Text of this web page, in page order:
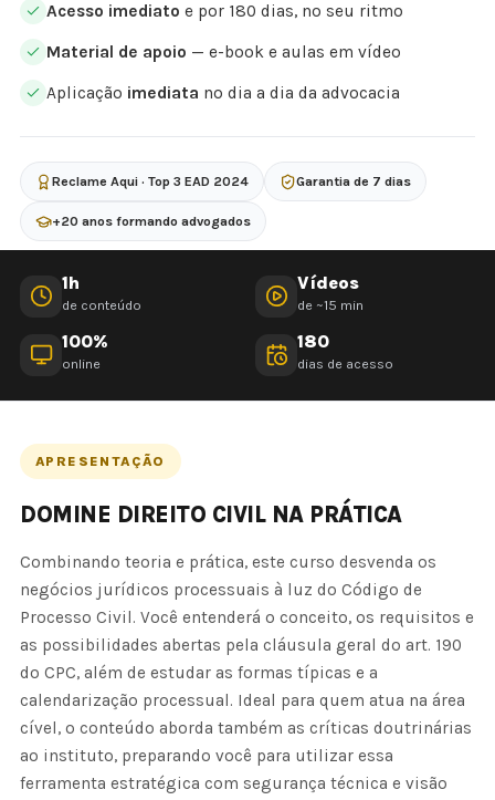
Acesso imediato e por 180 dias, no seu ritmo
Material de apoio — e-book e aulas em vídeo
Aplicação imediata no dia a dia da advocacia
Reclame Aqui · Top 3 EAD 2024 Garantia de 7 dias
+20 anos formando advogados
1h
de conteúdo
Vídeos
de ~15 min
100%
online
180
dias de acesso
APRESENTAÇÃO
DOMINE DIREITO CIVIL NA PRÁTICA
Combinando teoria e prática, este curso desvenda os
negócios jurídicos processuais à luz do Código de
Processo Civil. Você entenderá o conceito, os requisitos e
as possibilidades abertas pela cláusula geral do art. 190
do CPC, além de estudar as formas típicas e a
calendarização processual. Ideal para quem atua na área
cível, o conteúdo aborda também as críticas doutrinárias
ao instituto, preparando você para utilizar essa
ferramenta estratégica com segurança técnica e visão